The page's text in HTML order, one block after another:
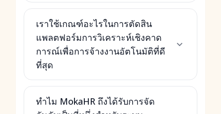
เราใช้เกณฑ์อะไรในการตัดสิน
แพลตฟอร์มการวิเคราะห์เชิงคาด
การณ์เพื่อการจ้างงานอัตโนมัติที่ดี
ที่สุด
ทำไม MokaHR ถึงได้รับการจัด